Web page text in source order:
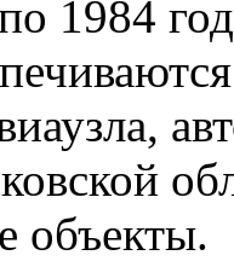
1984
объекты.